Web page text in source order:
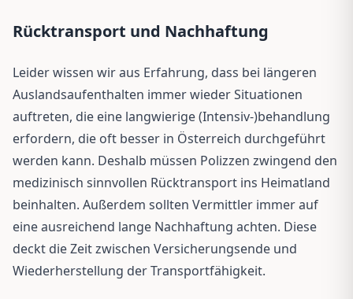
Rücktransport und Nachhaftung
Leider wissen wir aus Erfahrung, dass bei längeren
Auslandsaufenthalten immer wieder Situationen
auftreten, die eine langwierige (Intensiv-)behandlung
erfordern, die oft besser in Österreich durchgeführt
werden kann. Deshalb müssen Polizzen zwingend den
medizinisch sinnvollen Rücktransport ins Heimatland
beinhalten. Außerdem sollten Vermittler immer auf
eine ausreichend lange Nachhaftung achten. Diese
deckt die Zeit zwischen Versicherungsende und
Wiederherstellung der Transportfähigkeit.